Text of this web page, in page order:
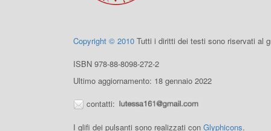
Copyright © 2010 Tutti i diritti dei testi sono riservati al
ISBN 978-88-8098-272-2
Ultimo aggiornamento: 18 gennaio 2022
contatti:
I glifi dei pulsanti sono realizzati con Glyphicons.